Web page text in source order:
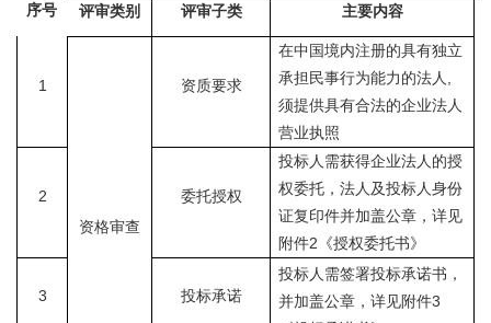
序号 评审类别 评审子类 主要内容
1
资格审查
资质要求
在中国境内注册的具有独立
承担民事行为能力的法人
须提供具有合法的企业法人
营业执照
2 委托授权
投标人需获得企业法人的授
权委托，法人及投标人身份
证复印件并加盖公章，详见
附件2 《授权委托书》
3 投标承诺
投标人需签署投标承诺书，
并加盖公章，详见附件3